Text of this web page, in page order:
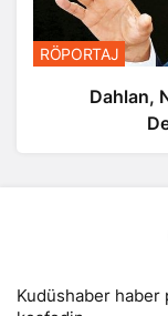
RÖPORTAJ
Dahlan,
Kudüshaber haber
keşfedin.